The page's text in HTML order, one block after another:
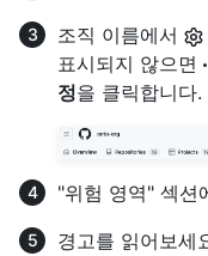
조직 이름에서
표시되지 않으면
정을 클릭합니다.
"위험 영역" 섹션
경고를 읽어보세